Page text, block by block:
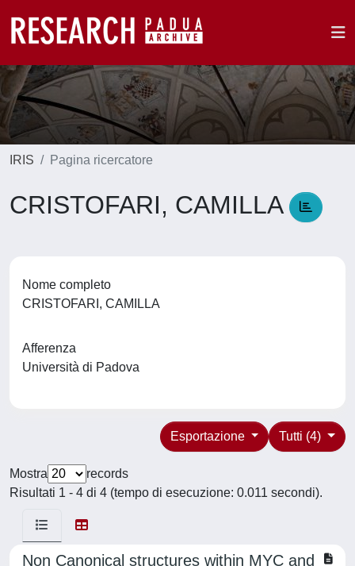
IRIS Pagina ricercatore
CRISTOFARI, CAMILLA
Nome completo
CRISTOFARI, CAMILLA
Afferenza
Università di Padova
Tutti (4)
Esportazione
Mostra
records
Risultati 1 - 4 di 4 (tempo di esecuzione: 0.011 secondi).
Non Canonical structures within MYC and